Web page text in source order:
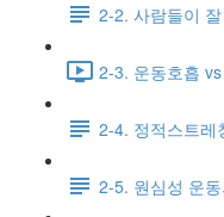
2-2. 사람들이
2-3. 운동호흡
2-4. 정적스트레
2-5. 원심성 운